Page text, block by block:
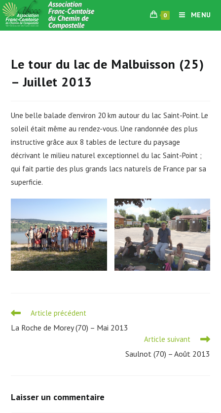
Skip
to
content
0 MENU
Le tour du lac de Malbuisson (25)
– Juillet 2013
Une belle balade d’environ 20 km autour du lac Saint-Point. Le
soleil était même au rendez-vous. Une randonnée des plus
instructive grâce aux 8 tables de lecture du paysage
décrivant le milieu naturel exceptionnel du lac Saint-Point ;
qui fait partie des plus grands lacs naturels de France par sa
superficie.
Read
articles
Article précédent
La Roche de Morey (70) – Mai 2013
Article suivant
Saulnot (70) – Août 2013
Laisser un commentaire